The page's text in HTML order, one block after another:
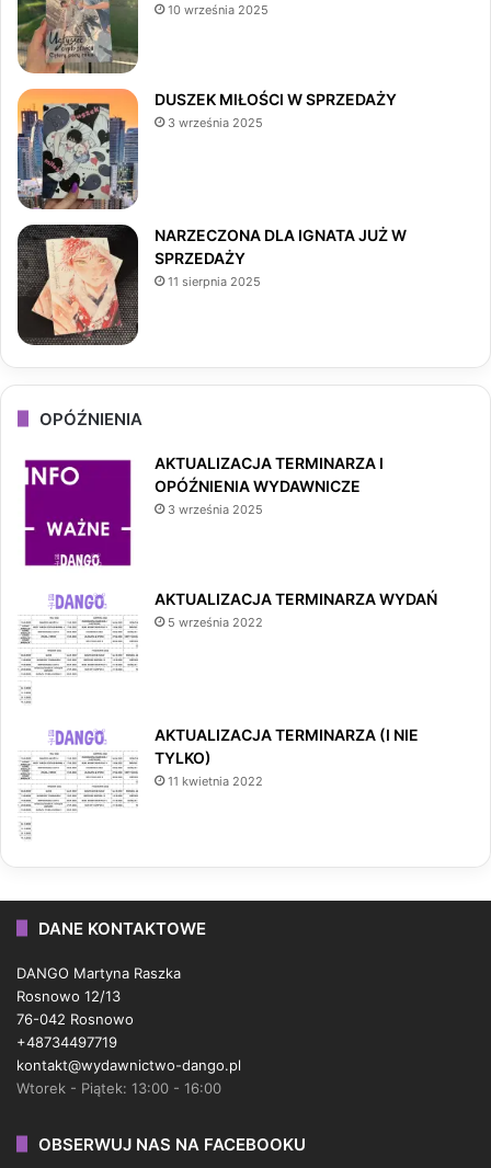
k
10 września 2025
DUSZEK MIŁOŚCI W SPRZEDAŻY
3 września 2025
NARZECZONA DLA IGNATA JUŻ W
SPRZEDAŻY
11 sierpnia 2025
OPÓŹNIENIA
AKTUALIZACJA TERMINARZA I
OPÓŹNIENIA WYDAWNICZE
3 września 2025
AKTUALIZACJA TERMINARZA WYDAŃ
5 września 2022
AKTUALIZACJA TERMINARZA (I NIE
TYLKO)
11 kwietnia 2022
DANE KONTAKTOWE
DANGO Martyna Raszka
Rosnowo 12/13
76-042 Rosnowo
+48734497719
kontakt@wydawnictwo-dango.pl
Wtorek - Piątek: 13:00 - 16:00
OBSERWUJ NAS NA FACEBOOKU